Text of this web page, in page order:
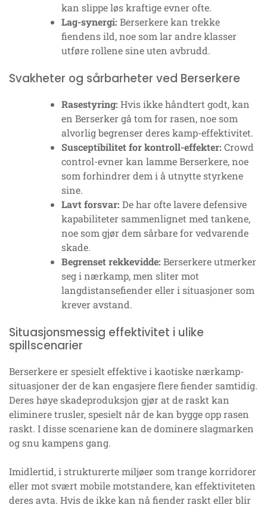
kan slippe løs kraftige evner ofte.
Lag-synergi: Berserkere kan trekke
fiendens ild, noe som lar andre klasser
utføre rollene sine uten avbrudd.
Svakheter og sårbarheter ved Berserkere
Rasestyring: Hvis ikke håndtert godt, kan
en Berserker gå tom for rasen, noe som
alvorlig begrenser deres kamp-effektivitet.
Susceptibilitet for kontroll-effekter: Crowd
control-evner kan lamme Berserkere, noe
som forhindrer dem i å utnytte styrkene
sine.
Lavt forsvar: De har ofte lavere defensive
kapabiliteter sammenlignet med tankene,
noe som gjør dem sårbare for vedvarende
skade.
Begrenset rekkevidde: Berserkere utmerker
seg i nærkamp, men sliter mot
langdistansefiender eller i situasjoner som
krever avstand.
Situasjonsmessig effektivitet i ulike
spillscenarier
Berserkere er spesielt effektive i kaotiske nærkamp-
situasjoner der de kan engasjere flere fiender samtidig.
Deres høye skadeproduksjon gjør at de raskt kan
eliminere trusler, spesielt når de kan bygge opp rasen
raskt. I disse scenariene kan de dominere slagmarken
og snu kampens gang.
Imidlertid, i strukturerte miljøer som trange korridorer
eller mot svært mobile motstandere, kan effektiviteten
deres avta. Hvis de ikke kan nå fiender raskt eller blir